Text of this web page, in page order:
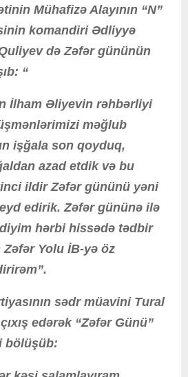
Mühafizə Alayının “N”
komandiri Ədliyyə
də Zəfər gününün
“
İlham Əliyevin rəhbərliyi
məğlub
işğala son qoyduq,
azad etdik və bu
ildir Zəfər gününü yəni
edirik. Zəfər gününə ilə
hərbi hissədə tədbir
Yolu İB-yə öz
sədr müavini Tural
edərək “Zəfər Günü”
bölüşüb: